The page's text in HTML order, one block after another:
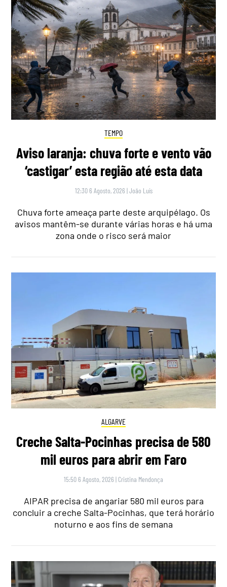
TEMPO
Aviso laranja: chuva forte e vento vão
‘castigar’ esta região até esta data
12:30 6 Agosto, 2026 |João Luís
Chuva forte ameaça parte deste arquipélago. Os
avisos mantêm-se durante várias horas e há uma
zona onde o risco será maior
ALGARVE
Creche Salta-Pocinhas precisa de 580
mil euros para abrir em Faro
15:50 6 Agosto, 2026 | Cristina Mendonça
AIPAR precisa de angariar 580 mil euros para
concluir a creche Salta-Pocinhas, que terá horário
noturno e aos fins de semana